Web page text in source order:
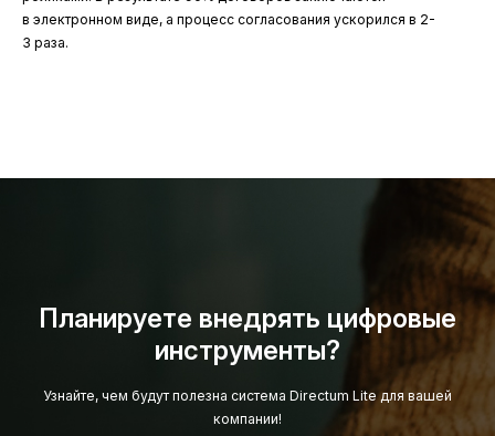
в электронном виде, а процесс согласования ускорился в 2-
3 раза.
Планируете внедрять цифровые
инструменты?
Узнайте, чем будут полезна система Directum Lite для вашей
компании!